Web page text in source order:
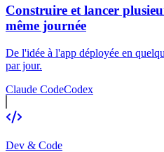
Construire et lancer
même journée
De l'idée à l'app déployée en
par jour.
Claude CodeCodex
Dev & Code